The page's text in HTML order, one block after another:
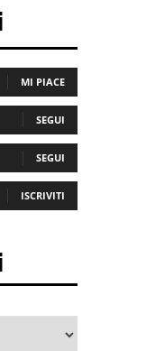
MI PIACE
SEGUI
SEGUI
ISCRIVITI